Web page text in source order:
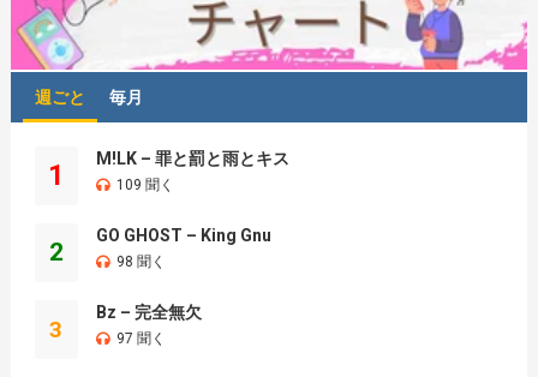
週ごと 毎月
1
M!LK – 罪と罰と雨とキス
109 聞く
2
GO GHOST – King Gnu
98 聞く
3
Bz – 完全無欠
97 聞く